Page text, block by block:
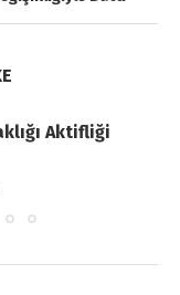
Aktifliği